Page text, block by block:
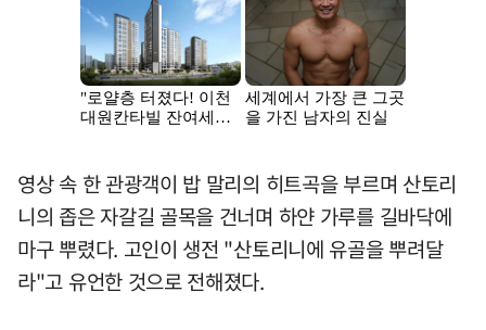
영상 속 한 관광객이 밥 말리의 히트곡을 부르며 산토리
니의 좁은 자갈길 골목을 건너며 하얀 가루를 길바닥에
마구 뿌렸다. 고인이 생전 "산토리니에 유골을 뿌려달
라"고 유언한 것으로 전해졌다.